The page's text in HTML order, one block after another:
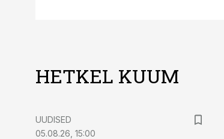
HETKEL KUUM
UUDISED
05.08.26, 15:00